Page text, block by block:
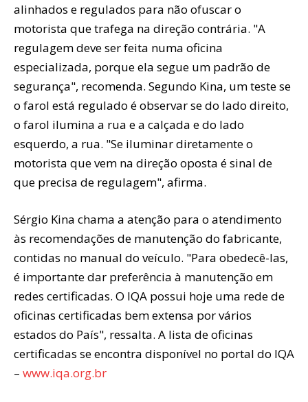
alinhados e regulados para não ofuscar o
motorista que trafega na direção contrária. "A
regulagem deve ser feita numa oficina
especializada, porque ela segue um padrão de
segurança", recomenda. Segundo Kina, um teste se
o farol está regulado é observar se do lado direito,
o farol ilumina a rua e a calçada e do lado
esquerdo, a rua. "Se iluminar diretamente o
motorista que vem na direção oposta é sinal de
que precisa de regulagem", afirma.
Sérgio Kina chama a atenção para o atendimento
às recomendações de manutenção do fabricante,
contidas no manual do veículo. "Para obedecê-las,
é importante dar preferência à manutenção em
redes certificadas. O IQA possui hoje uma rede de
oficinas certificadas bem extensa por vários
estados do País", ressalta. A lista de oficinas
certificadas se encontra disponível no portal do IQA
– www.iqa.org.br